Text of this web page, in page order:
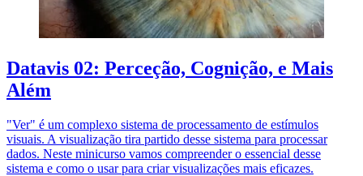
Datavis 02: Perceção, Cognição, e Mais
Além
"Ver" é um complexo sistema de processamento de estímulos
visuais. A visualização tira partido desse sistema para processar
dados. Neste minicurso vamos compreender o essencial desse
sistema e como o usar para criar visualizações mais eficazes.